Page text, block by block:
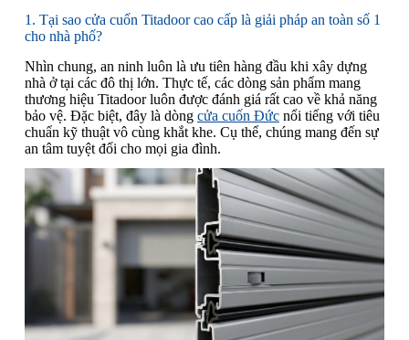
1. Tại sao cửa cuốn Titadoor cao cấp là giải pháp an toàn số 1
cho nhà phố?
Nhìn chung, an ninh luôn là ưu tiên hàng đầu khi xây dựng
nhà ở tại các đô thị lớn. Thực tế, các dòng sản phẩm mang
thương hiệu Titadoor luôn được đánh giá rất cao về khả năng
bảo vệ. Đặc biệt, đây là dòng cửa cuốn Đứcnổi tiếng với tiêu
chuẩn kỹ thuật vô cùng khắt khe. Cụ thể, chúng mang đến sự
an tâm tuyệt đối cho mọi gia đình.